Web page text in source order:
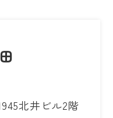
北井ビル2階